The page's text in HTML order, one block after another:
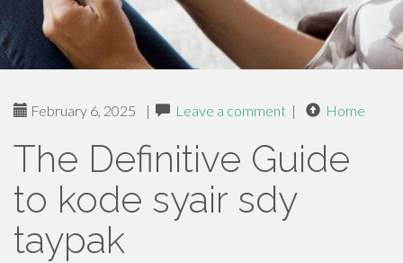
February 6, 2025 | Leave a comment | Home
The Definitive Guide
to kode syair sdy
taypak